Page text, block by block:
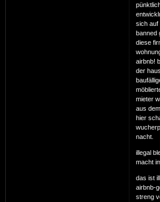
sich auf
banned
diese
airbnb!
der
mieter
aus
hier
nacht.
illegal
macht
das ist
airbnb-
streng